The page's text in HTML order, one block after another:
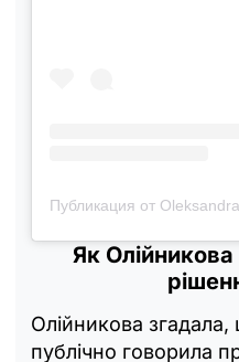
Як Олійникова
Олійникова
публічно говорила